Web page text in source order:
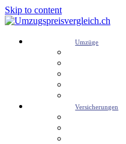
Skip to content
Umzüge
Versicherungen